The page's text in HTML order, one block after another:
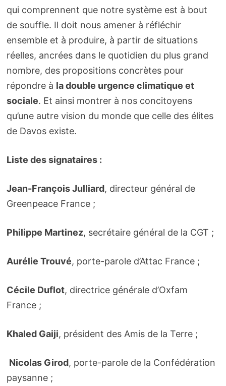
qui comprennent que notre système est à bout
de souffle. Il doit nous amener à réfléchir
ensemble et à produire, à partir de situations
réelles, ancrées dans le quotidien du plus grand
nombre, des propositions concrètes pour
répondre à la double urgence climatique et
sociale. Et ainsi montrer à nos concitoyens
qu’une autre vision du monde que celle des élites
de Davos existe.
Liste des signataires :
Jean-François Julliard, directeur général de
Greenpeace France ;
Philippe Martinez, secrétaire général de la CGT ;
Aurélie Trouvé, porte-parole d’Attac France ;
Cécile Duflot, directrice générale d’Oxfam
France ;
Khaled Gaiji, président des Amis de la Terre ;
Nicolas Girod, porte-parole de la Confédération
paysanne ;